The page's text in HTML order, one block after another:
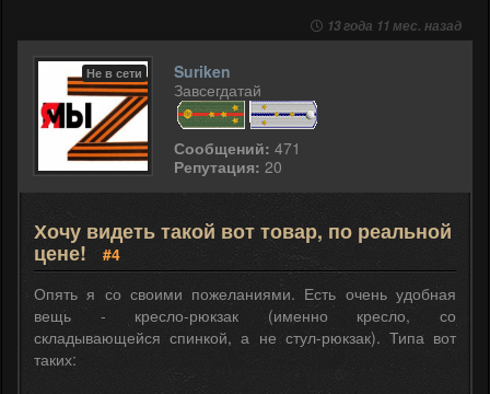
13 года 11 мес. назад
Не в сети
Suriken
Завсегдатай
Сообщений: 471
Репутация: 20
Хочу видеть такой вот товар, по реальной
цене!
#4
Опять я со своими пожеланиями. Есть очень удобная
вещь - кресло-рюкзак (именно кресло, со
складывающейся спинкой, а не стул-рюкзак). Типа вот
таких: